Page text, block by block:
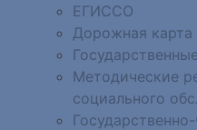
ЕГИССО
Дорожная карта
Методические
социального